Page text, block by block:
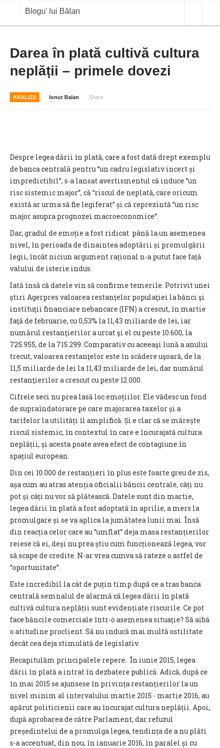
Blogu' lui Bălan
ANALIZE
COTATII BVB
Darea în plată cultivă cultura
neplății – primele dovezi
ANALIZE Ionut Balan Share
Despre legea dării în plată, care a fost dată drept exemplu
de banca centrală pentru “un cadru legislativ incert și
impredictibil”, s-a lansat avertismentul că induce “un
risc sistemic major”, că “riscul de neplată, care oricum
există ar urma să fie legiferat” și că reprezintă “un risc
major asupra prognozei macroeconomice”.
Dar, gradul de emoție a fost ridicat până la un asemenea
nivel, în perioada de dinaintea adoptării și promulgării
legii, încât niciun argument rațional n-a putut face față
valului de isterie indus.
Iată însă că datele vin să confirme temerile. Potrivit unei
știri Agerpres valoarea restanţelor populaţiei la bănci şi
instituţii financiare nebancare (IFN) a crescut, în martie
faţă de februarie, cu 0,53% la 11,43 miliarde de lei, iar
numărul restanţierilor a urcat şi el cu peste 10.600, la
725.955, de la 715.299. Comparativ cu aceeaşi lună a anului
trecut, valoarea restanţelor este în scădere uşoară, de la
11,5 miliarde de lei la 11,43 miliarde de lei, dar numărul
restanţierilor a crescut cu peste 12.000.
Cifrele seci nu prea lasă loc emoțiilor. Ele vădesc un fond
de supraîndatorare pe care majorarea taxelor și a
tarifelor la utilități îl amplifică. Și e clar că se mărește
riscul sistemic, în contextul în care e încurajată cultura
neplății, și acesta poate avea efect de contagiune în
spațiul european.
Din cei 10.000 de restanțieri în plus este foarte greu de zis,
așa cum au atras atenția oficialii băncii centrale, câți nu
pot și câți nu vor să plătească. Datele sunt din martie,
legea dării în plată a fost adoptată în aprilie, a mers la
promulgare și se va aplica la jumătatea lunii mai. Însă
din reacția celor care au “umflat” deja masa restanțierilor
reiese că ei, deși nu prea știu cum funcționează legea, vor
să scape de credite. N-ar vrea cumva să rateze o astfel de
“oportunitate”.
Este incredibil la cât de puțin timp după ce a tras banca
centrală semnalul de alarmă că legea dării în plată
cultivă cultura neplății sunt evidențiate riscurile. Ce pot
face băncile comerciale într-o asemenea situație? Să aibă
o atitudine proclient. Să nu inducă mai multă ostilitate
decât cea deja stimulată de legislativ.
Recapitulăm principalele repere. În iunie 2015, legea
dării în plată a intrat în dezbatere publică. Adică, după ce
în mai 2015 se ajunsese în privința restanțierilor la un
nivel minim al intervalului martie 2015 - martie 2016, au
apărut politicienii care au încurajat cultura neplății. Apoi,
după aprobarea de către Parlament, dar refuzul
președintelui de a promulga legea, tendința de a nu plăti
s-a accentuat, din nou, în ianuarie 2016, în paralel și cu